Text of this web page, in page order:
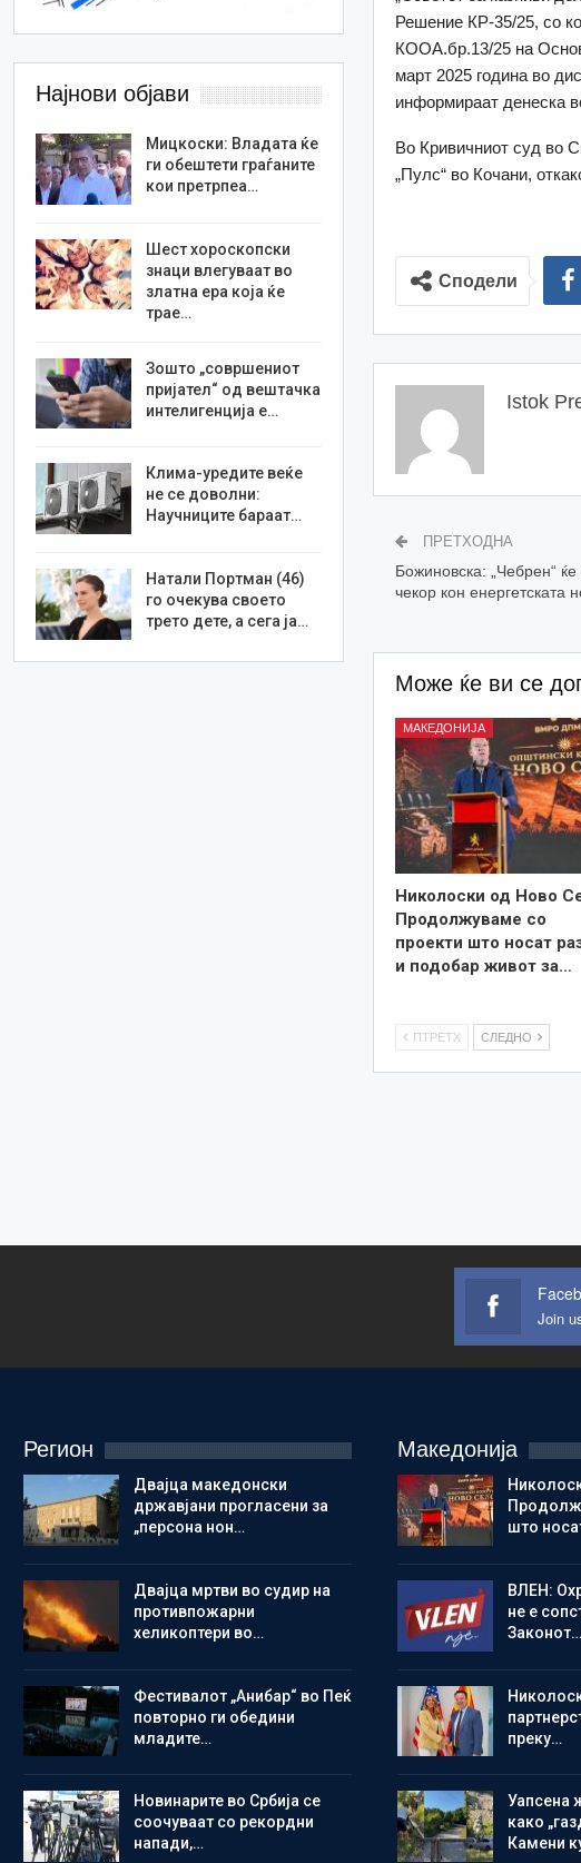
Решение КР-35/25, со
КООА.бр.13/25 на
март 2025 година во
информираат денеска
Во Кривичниот суд во
„Пулс“ во Кочани,
Сподели
Istok
ПРЕТХОДНА
Божиновска: „Чебрен“
чекор кон енергетската
Може ќе ви се
МАКЕДОНИЈА
Николоски од Ново
Продолжуваме со
проекти што носат
и подобар живот за…
ПТРЕТХ СЛЕДНО
Најнови објави
Мицкоски: Владата ќе
ги обештети граѓаните
кои претрпеа…
Шест хороскопски
знаци влегуваат во
златна ера која ќе
трае…
Зошто „совршениот
пријател“ од вештачка
интелигенција е…
Клима-уредите веќе
не се доволни:
Научниците бараат…
Натали Портман (46)
го очекува своето
трето дете, а сега ја…
Join
Регион
Двајца македонски
државјани прогласени за
„персона нон…
Двајца мртви во судир на
противпожарни
хеликоптери во…
Фестивалот „Анибар“ во Пеќ
повторно ги обедини
младите…
Новинарите во Србија се
соочуваат со рекордни
напади,…
Македонија
што
ВЛЕН:
не е
Законот…
преку…
Уапсена
како
Камени